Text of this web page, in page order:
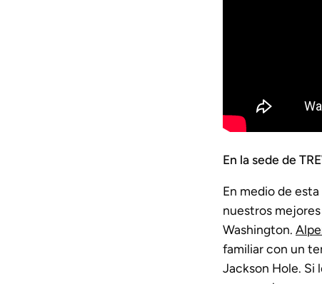
En la sede de
En medio de
nuestros
Washington.
familiar con un
Jackson Hole. Si